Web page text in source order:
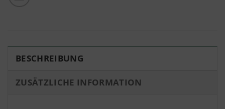
BESCHREIBUNG
ZUSÄTZLICHE INFORMATION